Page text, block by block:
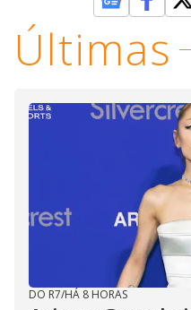
Últimas
DO R7/HÁ 8 HORAS